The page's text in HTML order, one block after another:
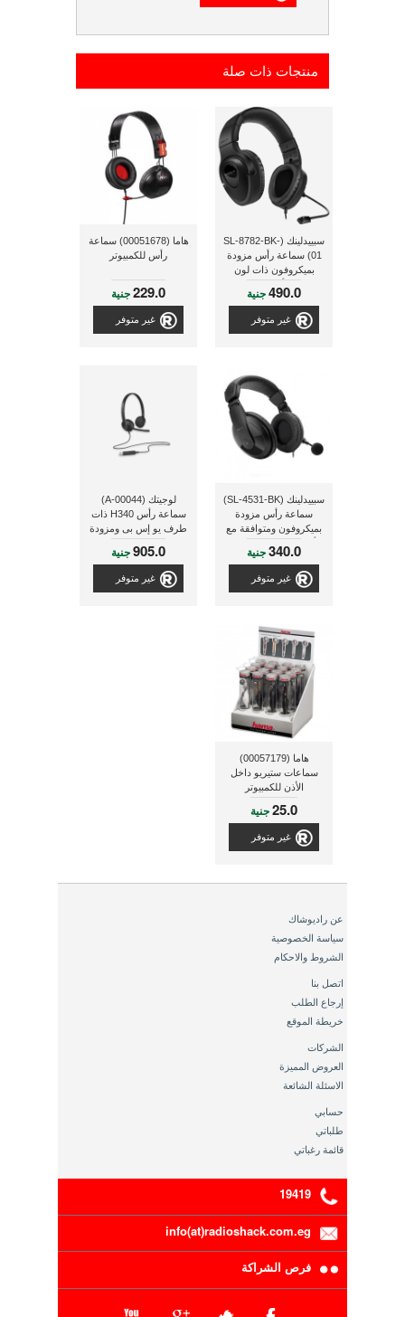
منتجات ذات صلة
سبييدلينك (SL-8782-BK-
01) سماعة رأس مزودة
بميكروفون ذات لون
أسود
490.0جنية
غير متوفر
هاما (00051678) سماعة
رأس للكمبيوتر
229.0جنية
غير متوفر
سبييدلينك (SL-4531-BK)
سماعة رأس مزودة
بميكروفون ومتوافقة مع
ذات لون أسود
340.0جنية
غير متوفر
لوجيتك (A-00044)
سماعة رأس H340 ذات
طرف يو إس بى ومزودة
بميكروفون ذات لون
أسود
905.0جنية
غير متوفر
هاما (00057179)
سماعات ستيريو داخل
الأذن للكمبيوتر
25.0جنية
غير متوفر
عن راديوشاك
سياسة الخصوصية
الشروط والاحكام
اتصل بنا
إرجاع الطلب
خريطة الموقع
الشركات
العروض المميزة
الاسئلة الشائعة
حسابي
طلباتي
قائمة رغباتي
19419
info(at)radioshack.com.eg
فرص الشراكة